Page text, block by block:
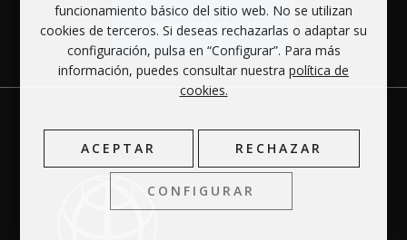
Campus Virtual
funcionamiento básico del sitio web. No se utilizan
cookies de terceros. Si deseas rechazarlas o adaptar su
configuración, pulsa en “Configurar”. Para más
información, puedes consultar nuestra política de
cookies.
ACEPTAR RECHAZAR
CONFIGURAR